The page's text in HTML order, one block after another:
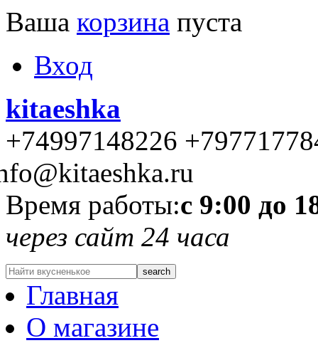
Ваша корзина пуста
Вход
kitaeshka
+74997148226
Время работы:с 9:00 до
через сайт 24 часа
Главная
О магазине